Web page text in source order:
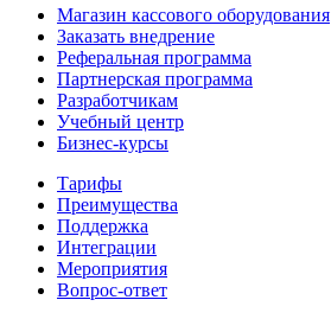
Магазин кассового оборудования
Заказать внедрение
Реферальная программа
Партнерская программа
Разработчикам
Учебный центр
Бизнес‑курсы
Тарифы
Преимущества
Поддержка
Интеграции
Мероприятия
Вопрос-ответ